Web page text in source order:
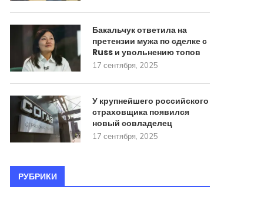
Бакальчук ответила на претензии
мужа по сделке с...
17 сентября, 2025
У крупнейшего
17 сентября, 2025
Бакальчук ответила на
претензии мужа по сделке с
Russ и увольнению топов
17 сентября, 2025
У крупнейшего российского
страховщика появился
новый совладелец
17 сентября, 2025
РУБРИКИ